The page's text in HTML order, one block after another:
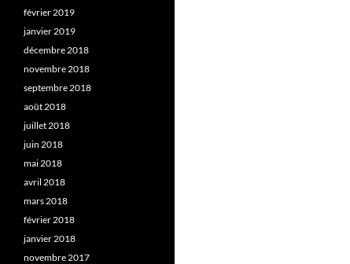
février 2019
janvier 2019
décembre 2018
novembre 2018
septembre 2018
août 2018
juillet 2018
juin 2018
mai 2018
avril 2018
mars 2018
février 2018
janvier 2018
novembre 2017